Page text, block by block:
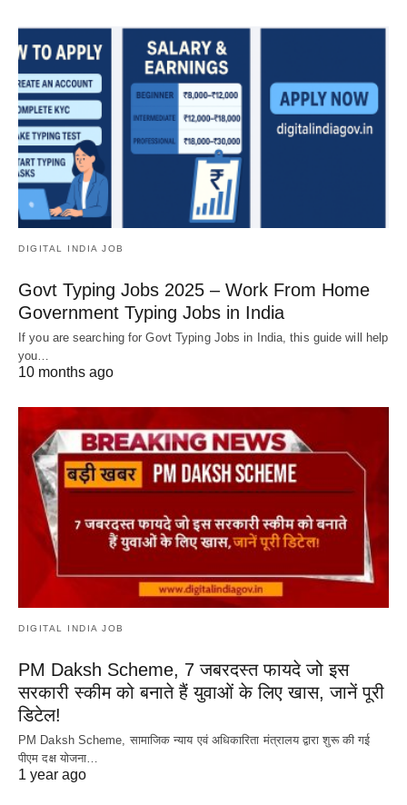
DIGITAL INDIA JOB
Govt Typing Jobs 2025 – Work From Home
Government Typing Jobs in India
If you are searching for Govt Typing Jobs in India, this guide will help
you…
10 months ago
DIGITAL INDIA JOB
PM Daksh Scheme, 7 जबरदस्त फायदे जो इस
सरकारी स्कीम को बनाते हैं युवाओं के लिए खास, जानें पूरी
डिटेल!
PM Daksh Scheme, सामाजिक न्याय एवं अधिकारिता मंत्रालय द्वारा शुरू की गई
पीएम दक्ष योजना…
1 year ago